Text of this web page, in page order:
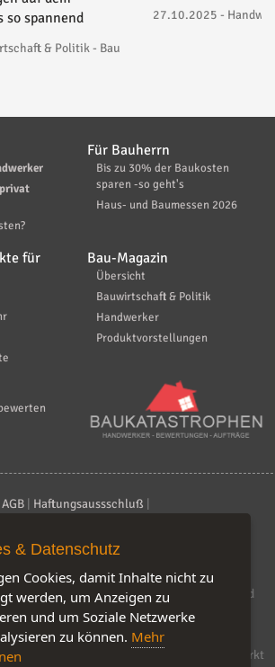
so spannend
& Politik - Bau
27.10.2025 -
Für Bauherrn
Bis zu 30% der Baukosten
sparen -so geht's
Haus- und Baumessen 2026
für
Bau-Magazin
Übersicht
Bauwirtschaft & Politik
Handwerker
Produktvorstellungen
AGB Haftungsaussschluß
consult GmbH & Co. KG
Produktbezeichnungen, Namen und
der jeweiligen Firmen. Unser Portal
für dir wir Geld erhalten.
Software by IQ-Markt
& Datenschutz
Cookies, damit Inhalte nicht zu
werden, um Anzeigen zu
und um Soziale Netzwerke
zu können. Mehr